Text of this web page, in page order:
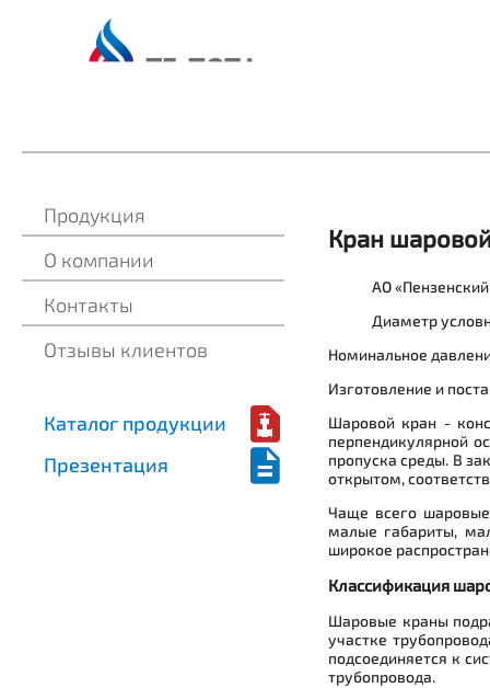
Кран
АО
Диаметр
Номинальное
Изготовление и
Шаровой кран -
перпендикулярной
пропуска среды. В
открытом,
Чаще всего
малые габариты,
широкое
Классификация
Шаровые краны
участке
подсоединяется к
трубопровода.
Продукция
О компании
Контакты
Отзывы клиентов
Каталог продукции
Презентация